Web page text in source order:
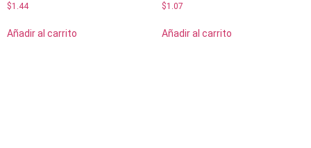
$1.44
Añadir al carrito
$1.07
Añadir al carrito